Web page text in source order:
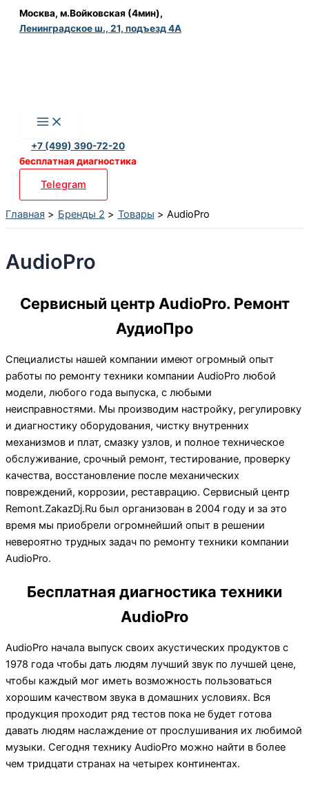
Перейти
Москва, м.Войковская (4мин),
Ленинградское ш., 21, подъезд 4А
+7 (499) 390-72-20
бесплатная диагностика
Telegram
Главная Бренды 2 Товары AudioPro
AudioPro
Сервисный центр AudioPro. Ремонт
АудиоПро
Специалисты нашей компании имеют огромный опыт
работы по ремонту техники компании AudioPro любой
модели, любого года выпуска, с любыми
неисправностями. Мы производим настройку, регулировку
и диагностику оборудования, чистку внутренних
механизмов и плат, смазку узлов, и полное техническое
обслуживание, срочный ремонт, тестирование, проверку
качества, восстановление после механических
повреждений, коррозии, реставрацию. Сервисный центр
Remont.ZakazDj.Ru был организован в 2004 году и за это
время мы приобрели огромнейший опыт в решении
невероятно трудных задач по ремонту техники компании
AudioPro.
Бесплатная диагностика техники
AudioPro
AudioPro начала выпуск своих акустических продуктов с
1978 года чтобы дать людям лучший звук по лучшей цене,
чтобы каждый мог иметь возможность пользоваться
хорошим качеством звука в домашних условиях. Вся
продукция проходит ряд тестов пока не будет готова
давать людям наслаждение от прослушивания их любимой
музыки. Сегодня технику AudioPro можно найти в более
чем тридцати странах на четырех континентах.